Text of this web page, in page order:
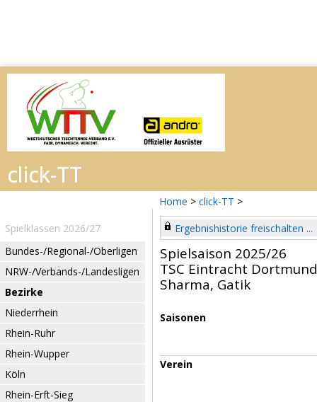
Home > click-TT >
Spielklassen 2026/27
Bundes-/Regional-/Oberligen
NRW-/Verbands-/Landesligen
Bezirke
Niederrhein
Rhein-Ruhr
Rhein-Wupper
Köln
Rhein-Erft-Sieg
Ergebnishistorie freischalten ...
Spielsaison 2025/26
TSC Eintracht Dortmund
Sharma, Gatik
Saisonen
Verein